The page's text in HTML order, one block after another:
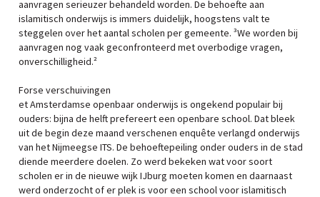
aanvragen serieuzer behandeld worden. De behoefte aan
islamitisch onderwijs is immers duidelijk, hoogstens valt te
steggelen over het aantal scholen per gemeente. ³We worden bij
aanvragen nog vaak geconfronteerd met overbodige vragen,
onverschilligheid.²
Forse verschuivingen
et Amsterdamse openbaar onderwijs is ongekend populair bij
ouders: bijna de helft prefereert een openbare school. Dat bleek
uit de begin deze maand verschenen enquête verlangd onderwijs
van het Nijmeegse ITS. De behoeftepeiling onder ouders in de stad
diende meerdere doelen. Zo werd bekeken wat voor soort
scholen er in de nieuwe wijk IJburg moeten komen en daarnaast
werd onderzocht of er plek is voor een school voor islamitisch